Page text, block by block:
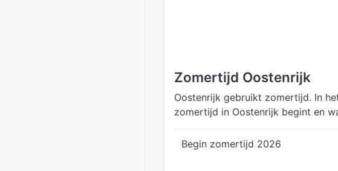
Zomertijd Oostenrijk
Oostenrijk gebruikt zomertijd. In
zomertijd in Oostenrijk begint en
Begin zomertijd 2026